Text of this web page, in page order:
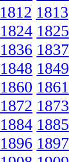
1812 1813
1824 1825
1836 1837
1848 1849
1860 1861
1872 1873
1884 1885
1896 1897